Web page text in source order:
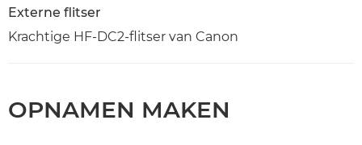
Externe flitser
Krachtige HF-DC2-flitser van Canon
OPNAMEN MAKEN